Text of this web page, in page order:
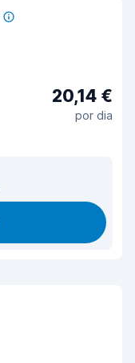
20,14 €
por dia